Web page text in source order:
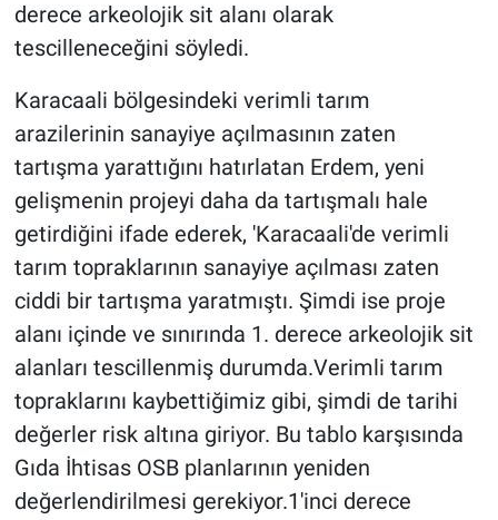
derece arkeolojik sit alanı olarak
tescilleneceğini söyledi.
Karacaali bölgesindeki verimli tarım
arazilerinin sanayiye açılmasının zaten
tartışma yarattığını hatırlatan Erdem, yeni
gelişmenin projeyi daha da tartışmalı hale
getirdiğini ifade ederek, 'Karacaali'de verimli
tarım topraklarının sanayiye açılması zaten
ciddi bir tartışma yaratmıştı. Şimdi ise proje
alanı içinde ve sınırında 1. derece arkeolojik sit
alanları tescillenmiş durumda.Verimli tarım
topraklarını kaybettiğimiz gibi, şimdi de tarihi
değerler risk altına giriyor. Bu tablo karşısında
Gıda İhtisas OSB planlarının yeniden
değerlendirilmesi gerekiyor.1'inci derece